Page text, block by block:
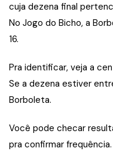
cuja dezena final
No Jogo do Bicho, a
16.
Pra identificar, veja a
Se a dezena estiver
Borboleta.
Você pode checar
pra confirmar frequência.